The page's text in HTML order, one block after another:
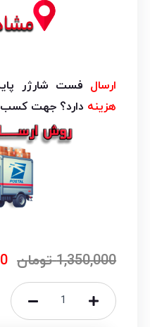
ارسال فست شارژر
هزینه دارد؟ جهت کسب
1,350,000 تومان